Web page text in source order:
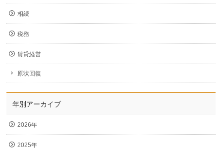
相続
税務
賃貸経営
原状回復
年別アーカイブ
2026年
2025年